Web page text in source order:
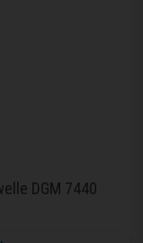
DGM 7440